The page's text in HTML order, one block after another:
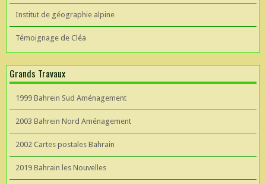
Institut de géographie alpine
Témoignage de Cléa
Grands Travaux
1999 Bahrein Sud Aménagement
2003 Bahrein Nord Aménagement
2002 Cartes postales Bahrain
2019 Bahrain les Nouvelles